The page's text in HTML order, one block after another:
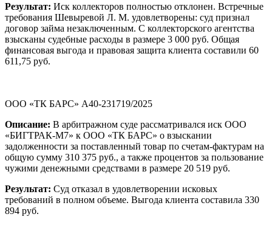
Результат: Иск коллекторов полностью отклонен. Встречные
требования Шевыревой Л. М. удовлетворены: суд признал
договор займа незаключенным. С коллекторского агентства
взысканы судебные расходы в размере 3 000 руб. Общая
финансовая выгода и правовая защита клиента составили 60
611,75 руб.
ООО «ТК БАРС» А40-231719/2025
Описание: В арбитражном суде рассматривался иск ООО
«БИГТРАК-М7» к ООО «ТК БАРС» о взыскании
задолженности за поставленный товар по счетам-фактурам на
общую сумму 310 375 руб., а также процентов за пользование
чужими денежными средствами в размере 20 519 руб.
Результат: Суд отказал в удовлетворении исковых
требований в полном объеме. Выгода клиента составила 330
894 руб.